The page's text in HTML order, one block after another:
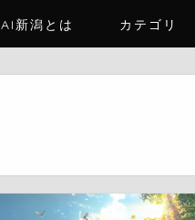
AI新潟とは カテゴリ